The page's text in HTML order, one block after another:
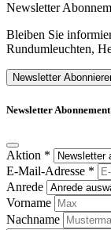
Newsletter
Bleiben Sie
Rundumleuchten,
Newsletter
Newsletter Abonnement
Aktion *
E-Mail-Adresse *
Anrede
Vorname
Nachname